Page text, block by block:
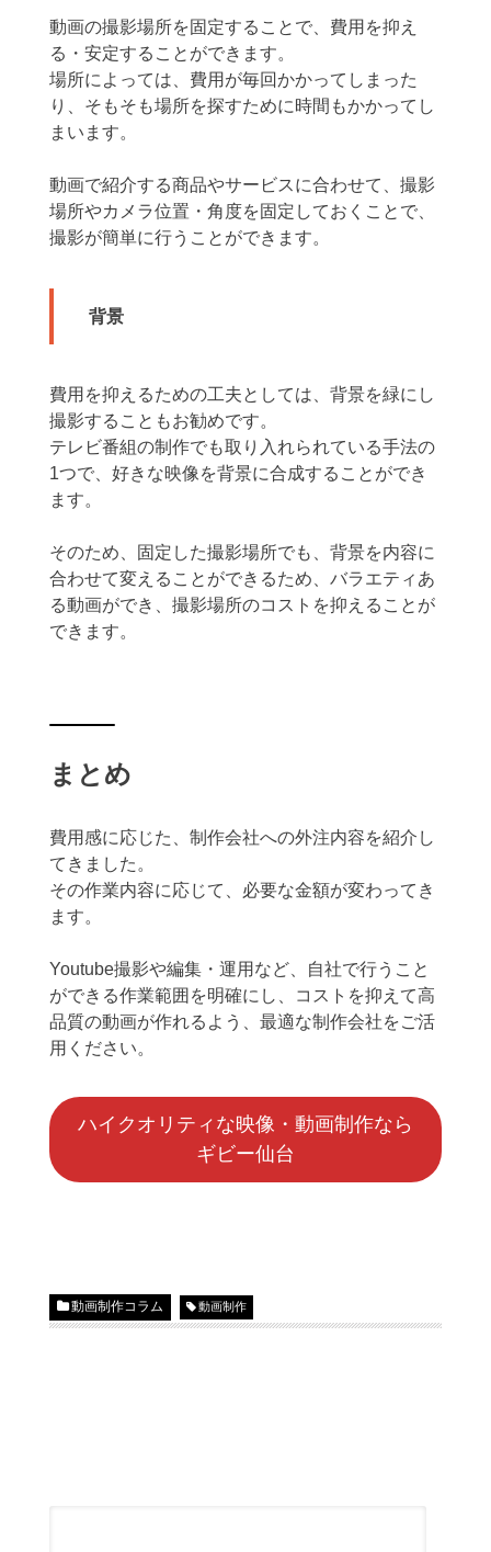
動画の撮影場所を固定することで、費用を抑え
る・安定することができます。
場所によっては、費用が毎回かかってしまった
り、そもそも場所を探すために時間もかかってし
まいます。
動画で紹介する商品やサービスに合わせて、撮影
場所やカメラ位置・角度を固定しておくことで、
撮影が簡単に行うことができます。
背景
費用を抑えるための工夫としては、背景を緑にし
撮影することもお勧めです。
テレビ番組の制作でも取り入れられている手法の
1つで、好きな映像を背景に合成することができ
ます。
そのため、固定した撮影場所でも、背景を内容に
合わせて変えることができるため、バラエティあ
る動画ができ、撮影場所のコストを抑えることが
できます。
まとめ
費用感に応じた、制作会社への外注内容を紹介し
てきました。
その作業内容に応じて、必要な金額が変わってき
ます。
Youtube撮影や編集・運用など、自社で行うこと
ができる作業範囲を明確にし、コストを抑えて高
品質の動画が作れるよう、最適な制作会社をご活
用ください。
ハイクオリティな映像・動画制作なら
ギビー仙台
動画制作コラム 動画制作